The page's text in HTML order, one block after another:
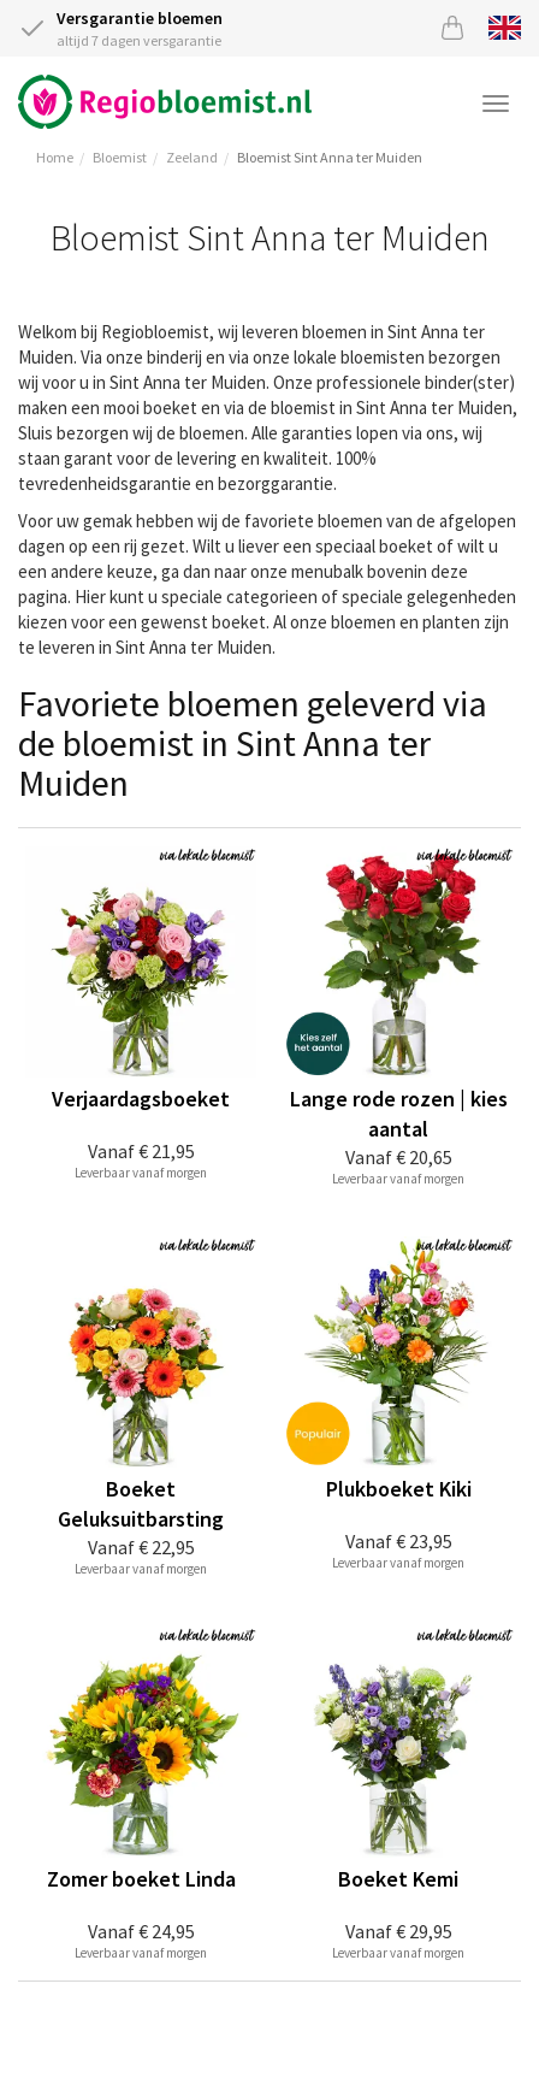
Versgarantie bloemen
altijd 7 dagen versgarantie
Home Bloemist Zeeland Bloemist Sint Anna ter Muiden
Bloemist Sint Anna ter Muiden
Welkom bij Regiobloemist, wij leveren bloemen in Sint Anna ter
Muiden. Via onze binderij en via onze lokale bloemisten bezorgen
wij voor u in Sint Anna ter Muiden. Onze professionele binder(ster)
maken een mooi boeket en via de bloemist in Sint Anna ter Muiden,
Sluis bezorgen wij de bloemen. Alle garanties lopen via ons, wij
staan garant voor de levering en kwaliteit. 100%
tevredenheidsgarantie en bezorggarantie.
Voor uw gemak hebben wij de favoriete bloemen van de afgelopen
dagen op een rij gezet. Wilt u liever een speciaal boeket of wilt u
een andere keuze, ga dan naar onze menubalk bovenin deze
pagina. Hier kunt u speciale categorieen of speciale gelegenheden
kiezen voor een gewenst boeket. Al onze bloemen en planten zijn
te leveren in Sint Anna ter Muiden.
Favoriete bloemen geleverd via
de bloemist in Sint Anna ter
Muiden
Vanaf€ 21,95
Verjaardagsboeket
Leverbaar vanaf morgen
Vanaf€ 20,65
Lange rode rozen | kies
aantal
Leverbaar vanaf morgen
Vanaf€ 22,95
Boeket
Geluksuitbarsting
Leverbaar vanaf morgen
Vanaf€ 23,95
Plukboeket Kiki
Leverbaar vanaf morgen
Vanaf€ 24,95
Zomer boeket Linda
Leverbaar vanaf morgen
Vanaf€ 29,95
Boeket Kemi
Leverbaar vanaf morgen